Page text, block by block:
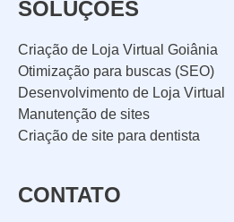
SOLUÇÕES
Criação de Loja Virtual Goiânia
Otimização para buscas (SEO)
Desenvolvimento de Loja Virtual
Manutenção de sites
Criação de site para dentista
CONTATO